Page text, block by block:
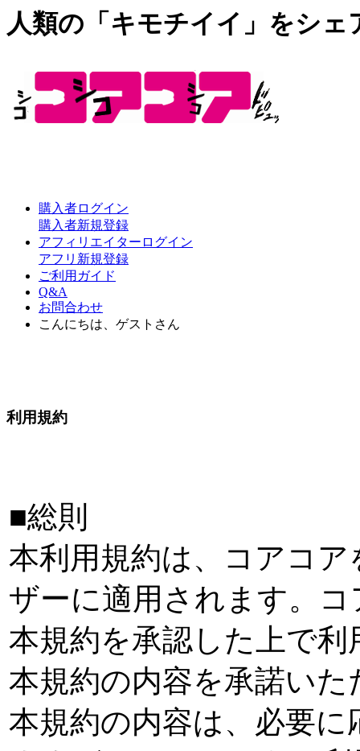
人類の「キモチイイ」をシェ
購入者ログイン
購入者新規登録
アフィリエイターログイン
アフリ新規登録
ご利用ガイド
Q&A
お問合わせ
こんにちは、ゲストさん
利用規約
■総則
本利用規約は、コアコ
ザーに適用されます。
本規約を承認した上で
本規約の内容を承諾い
本規約の内容は、必要